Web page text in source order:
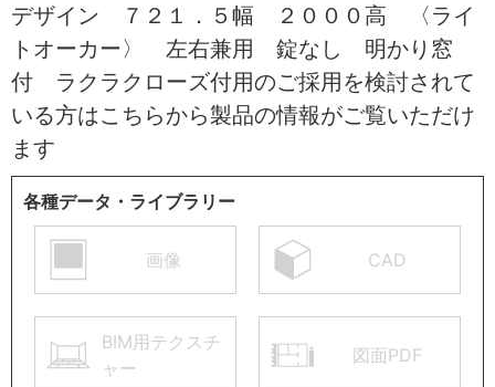
デザイン ７２１．５幅 ２０００高 〈ライ
トオーカー〉 左右兼用 錠なし 明かり窓
付 ラクラクローズ付用のご採用を検討されて
いる方はこちらから製品の情報がご覧いただけ
ます
各種データ・ライブラリー
画像 CAD
BIM用テクスチ
ャー
図面PDF